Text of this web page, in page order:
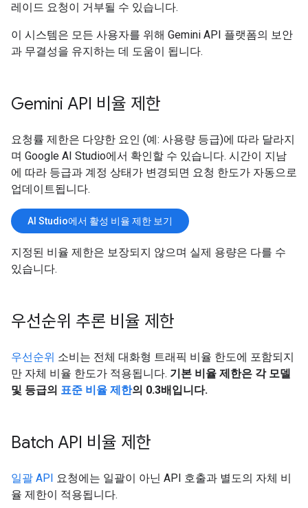
레이드 요청이 거부될 수 있습니다.
이 시스템은 모든 사용자를 위해 Gemini API 플랫폼의 보안
과 무결성을 유지하는 데 도움이 됩니다.
Gemini API 비율 제한
요청률 제한은 다양한 요인 (예: 사용량 등급)에 따라 달라지
며 Google AI Studio에서 확인할 수 있습니다. 시간이 지남
에 따라 등급과 계정 상태가 변경되면 요청 한도가 자동으로
업데이트됩니다.
AI Studio에서 활성 비율 제한 보기
지정된 비율 제한은 보장되지 않으며 실제 용량은 다를 수
있습니다.
우선순위 추론 비율 제한
우선순위 소비는 전체 대화형 트래픽 비율 한도에 포함되지
만 자체 비율 한도가 적용됩니다. 기본 비율 제한은 각 모델
및 등급의 표준 비율 제한의 0.3배입니다.
Batch API 비율 제한
일괄 API 요청에는 일괄이 아닌 API 호출과 별도의 자체 비
율 제한이 적용됩니다.